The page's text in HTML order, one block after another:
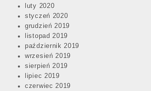
luty 2020
styczeń 2020
grudzień 2019
listopad 2019
październik 2019
wrzesień 2019
sierpień 2019
lipiec 2019
czerwiec 2019